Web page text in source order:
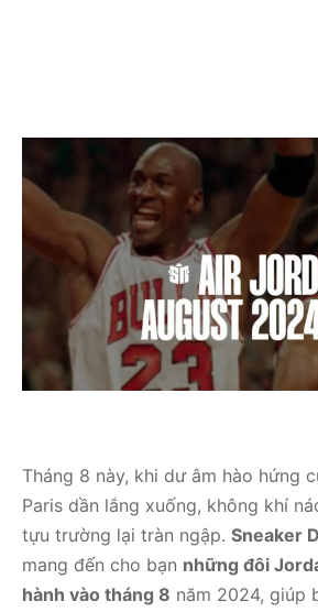
Tháng 8 này, khi dư âm hào hứng
Paris dần lắng xuống, không khí
tựu trường lại tràn ngập. Sneaker
mang đến cho bạn những đôi
hành vào tháng 8 năm 2024, giúp